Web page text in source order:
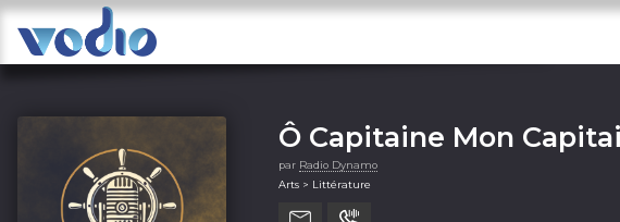
Ô Capitaine Mon
par Radio Dynamo
Arts > Littérature